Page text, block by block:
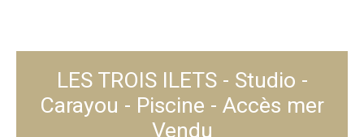
LES TROIS ILETS - Studio -
Carayou - Piscine - Accès mer
Vendu